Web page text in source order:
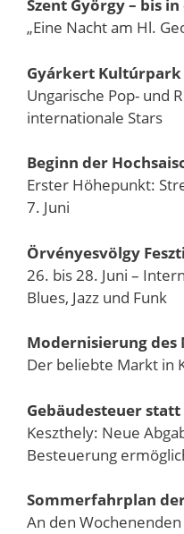
Szent György – bis
„Eine Nacht am Hl.
Gyárkert Kultúrpark
Ungarische Pop- und
internationale Stars
Beginn der
Erster Höhepunkt:
7. Juni
Örvényesvölgy
26. bis 28. Juni –
Blues, Jazz und Funk
Modernisierung des
Der beliebte Markt in
Gebäudesteuer
Keszthely: Neue
Besteuerung
Sommerfahrplan
An den